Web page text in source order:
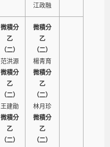
江政融
微積分
乙
（二）
范洪源
微積分
乙
（二）
王建勛
微積分
乙
（二）
微積分
乙
（二）
楊青育
微積分
乙
（二）
林月珍
微積分
乙
（二）